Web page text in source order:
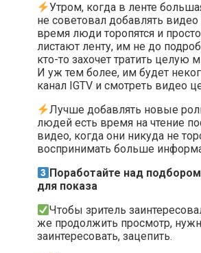
Утром, когда в ленте
не советовал добавлять
время люди торопятся и
листают ленту, им не до
кто-то захочет тратить целую
И уж тем более, им будет
канал IGTV и смотреть видео
Лучше добавлять новые
людей есть время на чтение
видео, когда они никуда не
воспринимать больше
Поработайте над
для показа
Чтобы зритель
же продолжить просмотр,
заинтересовать, зацепить.